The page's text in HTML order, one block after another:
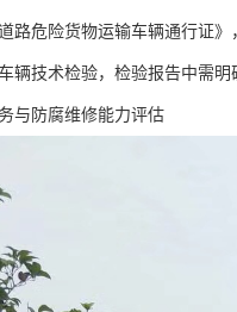
路危险货物运输车辆通行证
辆技术检验，检验报告中需
与防腐维修能力评估​